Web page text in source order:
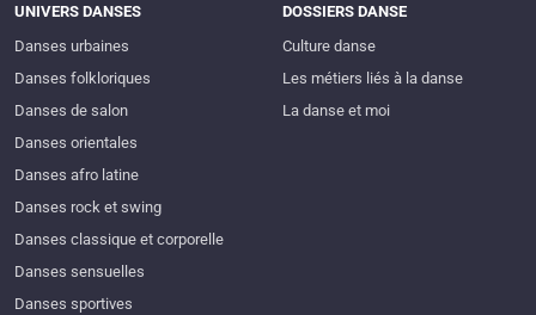
UNIVERS DANSES
Danses urbaines
Danses folkloriques
Danses de salon
Danses orientales
Danses afro latine
Danses rock et swing
Danses classique et corporelle
Danses sensuelles
Danses sportives
DOSSIERS DANSE
Culture danse
Les métiers liés à la danse
La danse et moi